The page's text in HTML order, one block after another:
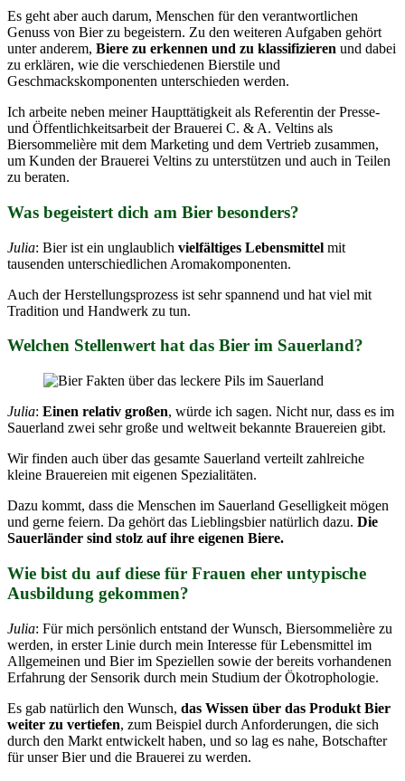
Es geht aber auch darum, Menschen für den verantwortlichen
Genuss von Bier zu begeistern. Zu den weiteren Aufgaben gehört
unter anderem, Biere zu erkennen und zu klassifizieren und dabei
zu erklären, wie die verschiedenen Bierstile und
Geschmackskomponenten unterschieden werden.
Ich arbeite neben meiner Haupttätigkeit als Referentin der Presse-
und Öffentlichkeitsarbeit der Brauerei C. & A. Veltins als
Biersommelière mit dem Marketing und dem Vertrieb zusammen,
um Kunden der Brauerei Veltins zu unterstützen und auch in Teilen
zu beraten.
Was begeistert dich am Bier besonders?
Julia: Bier ist ein unglaublich vielfältiges Lebensmittel mit
tausenden unterschiedlichen Aromakomponenten.
Auch der Herstellungsprozess ist sehr spannend und hat viel mit
Tradition und Handwerk zu tun.
Welchen Stellenwert hat das Bier im Sauerland?
Julia: Einen relativ großen, würde ich sagen. Nicht nur, dass es im
Sauerland zwei sehr große und weltweit bekannte Brauereien gibt.
Wir finden auch über das gesamte Sauerland verteilt zahlreiche
kleine Brauereien mit eigenen Spezialitäten.
Dazu kommt, dass die Menschen im Sauerland Geselligkeit mögen
und gerne feiern. Da gehört das Lieblingsbier natürlich dazu. Die
Sauerländer sind stolz auf ihre eigenen Biere.
Wie bist du auf diese für Frauen eher untypische
Ausbildung gekommen?
Julia: Für mich persönlich entstand der Wunsch, Biersommelière zu
werden, in erster Linie durch mein Interesse für Lebensmittel im
Allgemeinen und Bier im Speziellen sowie der bereits vorhandenen
Erfahrung der Sensorik durch mein Studium der Ökotrophologie.
Es gab natürlich den Wunsch, das Wissen über das Produkt Bier
weiter zu vertiefen, zum Beispiel durch Anforderungen, die sich
durch den Markt entwickelt haben, und so lag es nahe, Botschafter
für unser Bier und die Brauerei zu werden.